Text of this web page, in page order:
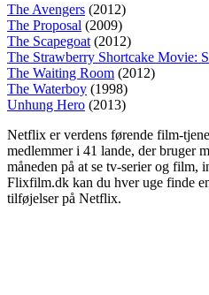
The Avengers (2012)
The Proposal (2009)
The Scapegoat (2012)
The Strawberry Shortcake Movie:
The Waiting Room (2012)
The Waterboy (1998)
Unhung Hero (2013)
Netflix er verdens førende film-
medlemmer i 41 lande, der bruger
måneden på at se tv-serier og film,
Flixfilm.dk kan du hver uge finde
tilføjelser på Netflix.